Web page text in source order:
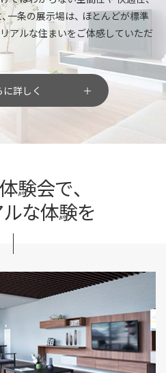
一条の展示場は、 ほとんどが標準
リアルな住まいをご体感していただ
に詳しく
験会で、
な体験を